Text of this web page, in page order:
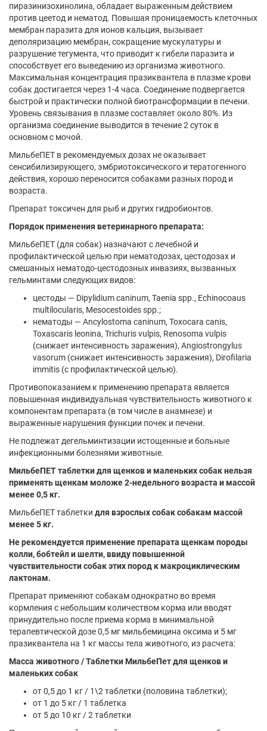
пиразинизохинолина, обладает выраженным действием
против цеетод и нематод. Повышая проницаемость клеточных
мембран паразита для ионов кальция, вызывает
деполяризацию мембран, сокращение мускулатуры и
разрушение тегумента, что приводит к гибели паразита и
способствует его выведению из организма животного.
Максимальная концентрация празиквантела в плазме крови
собак достигается через 1-4 часа. Соединение подвергается
быстрой и практически полной биотрансформации в печени.
Уровень связывания в плазме составляет около 80%. Из
организма соединение выводится в течение 2 суток в
основном с мочой.
МильбеПЕТ в рекомендуемых дозах не оказывает
сенсибилизирующего, эмбриотоксического и тератогенного
действия, хорошо переносится собаками разных пород и
возраста.
Препарат токсичен для рыб и других гидробионтов.
Порядок применения ветеринарного препарата:
МильбеПЕТ (для собак) назначают с лечебной и
профилактической целью при нематодозах, цестодозах и
смешанных нематодо-цестодозных инвазиях, вызванных
гельминтами следующих видов:
цестоды — Dipylidium caninum, Taenia spp., Echinocoaus
multilocularis, Mesocestoides spp.;
нематоды — Ancylostoma caninum, Toxocara canis,
Toxascaris leonina, Trichuris vulpis, Renosoma vulpis
(снижает интенсивность заражения), Angiostrongylus
vasorum (снижает интенсивность заражения), Dirofilaria
immitis (с профилактической целью).
Противопоказанием к применению препарата является
повышенная индивидуальная чувствительность животного к
компонентам препарата (в том числе в анамнезе) и
выраженные нарушения функции почек и печени.
Не подлежат дегельминтизации истощенные и больные
инфекционными болезнями животные.
МильбеПЕТ таблетки для щенков и маленьких собак нельзя
применять щенкам моложе 2-недельного возраста и массой
менее 0,5 кг.
МильбеПЕТ таблетки для взрослых собак собакам массой
менее 5 кг.
Не рекомендуется применение препарата щенкам породы
колли, бобтейл и шелти, ввиду повышенной
чувствительности собак этих пород к макроциклическим
лактонам.
Препарат применяют собакам однократно во время
кормления с небольшим количеством корма или вводят
принудительно после приема корма в минимальной
терапевтической дозе 0,5 мг мильбемицина оксима и 5 мг
празиквантела на 1 кг массы тела животного, из расчета:
Масса животного / Таблетки МильбеПет для щенков и
маленьких собак
от 0,5 до 1 кг / 1\2 таблетки (половина таблетки);
от 1 до 5 кг / 1 таблетка
от 5 до 10 кг / 2 таблетки